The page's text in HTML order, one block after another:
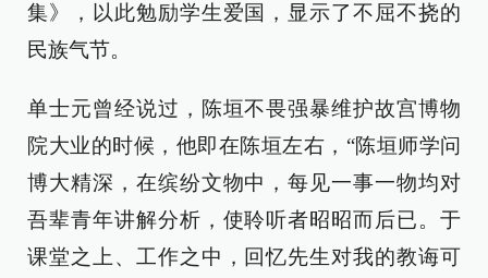
集》，以此勉励学生爱国，显示了不屈不挠的
民族气节。
单士元曾经说过，陈垣不畏强暴维护故宫博物
院大业的时候，他即在陈垣左右，“陈垣师学问
博大精深，在缤纷文物中，每见一事一物均对
吾辈青年讲解分析，使聆听者昭昭而后已。于
课堂之上、工作之中，回忆先生对我的教诲可